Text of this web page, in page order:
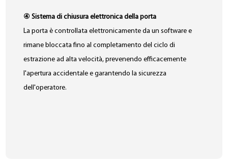
④ Sistema di chiusura elettronica della porta
La porta è controllata elettronicamente da un software e
rimane bloccata fino al completamento del ciclo di
estrazione ad alta velocità, prevenendo efficacemente
l'apertura accidentale e garantendo la sicurezza
dell'operatore.